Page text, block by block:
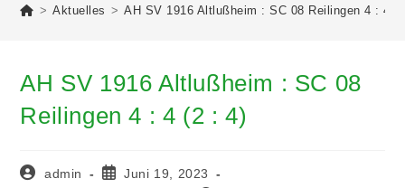
> Aktuelles > AH SV 1916 Altlußheim : SC 08 Reilingen 4 : 4
AH SV 1916 Altlußheim : SC 08
Reilingen 4 : 4 (2 : 4)
admin
Juni 19, 2023